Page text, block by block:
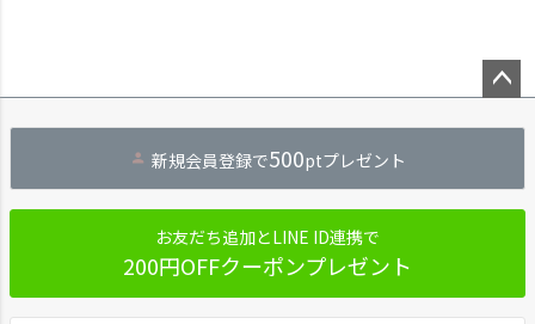
ジト
へ
新規会員登録で500ptプレゼント
お友だち追加とLINE ID連携で
200円OFFクーポンプレゼント